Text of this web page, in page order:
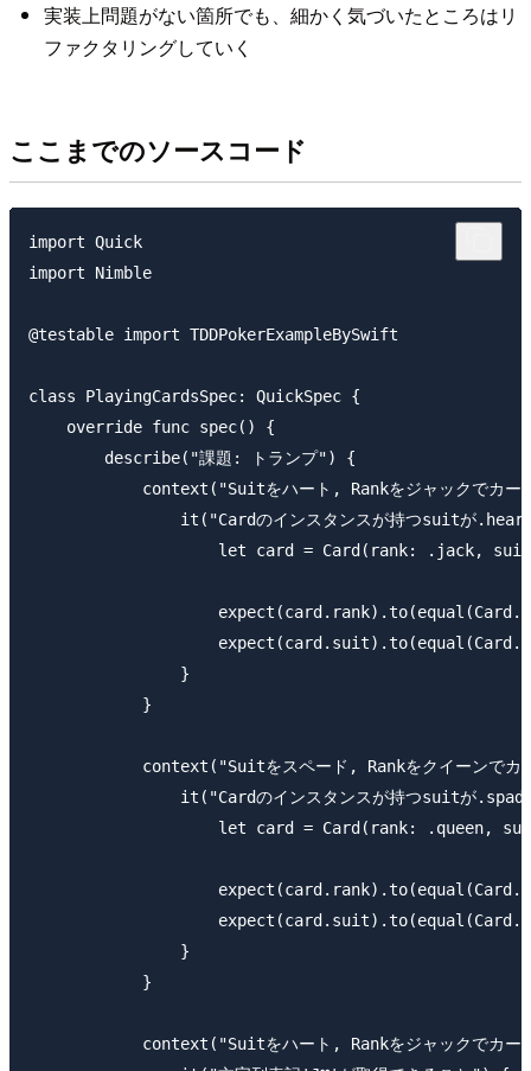
実装上問題がない箇所でも、細かく気づいたところはリ
ファクタリングしていく
ここまでのソースコード
import Quick
import Nimble
@testable import TDDPokerExampleBySwift
class PlayingCardsSpec: QuickSpec {
    override func spec() {
        describe("課題: トランプ") {
context("Suitをハート, Rankをジャックでカー
it("Cardのインスタンスが持つsuitが
let card = Card(rank: .jack,
                }
            }
context("Suitをスペード, Rankをクイーンでカ
it("Cardのインスタンスが持つsuitが
let card = Card(rank: .queen,
                }
            }
context("Suitをハート, Rankをジャックでカー